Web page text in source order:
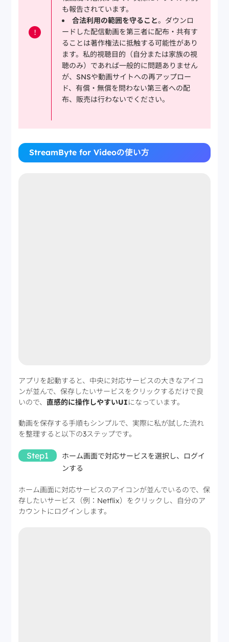
!
も報告されています。
合法利用の範囲を守ること。ダウンロ
ードした配信動画を第三者に配布・共有す
ることは著作権法に抵触する可能性があり
ます。私的視聴目的（自分または家族の視
聴のみ）であれば一般的に問題ありません
が、SNSや動画サイトへの再アップロー
ド、有償・無償を問わない第三者への配
布、販売は行わないでください。
StreamByte for Videoの使い方
アプリを起動すると、中央に対応サービスの大きなアイコ
ンが並んで、保存したいサービスをクリックするだけで良
いので、直感的に操作しやすいUIになっています。
動画を保存する手順もシンプルで、実際に私が試した流れ
を整理すると以下の3ステップです。
Step1
ホーム画面で対応サービスを選択し、ログイ
ンする
ホーム画面に対応サービスのアイコンが並んでいるので、保
存したいサービス（例：Netflix）をクリックし、自分のア
カウントにログインします。